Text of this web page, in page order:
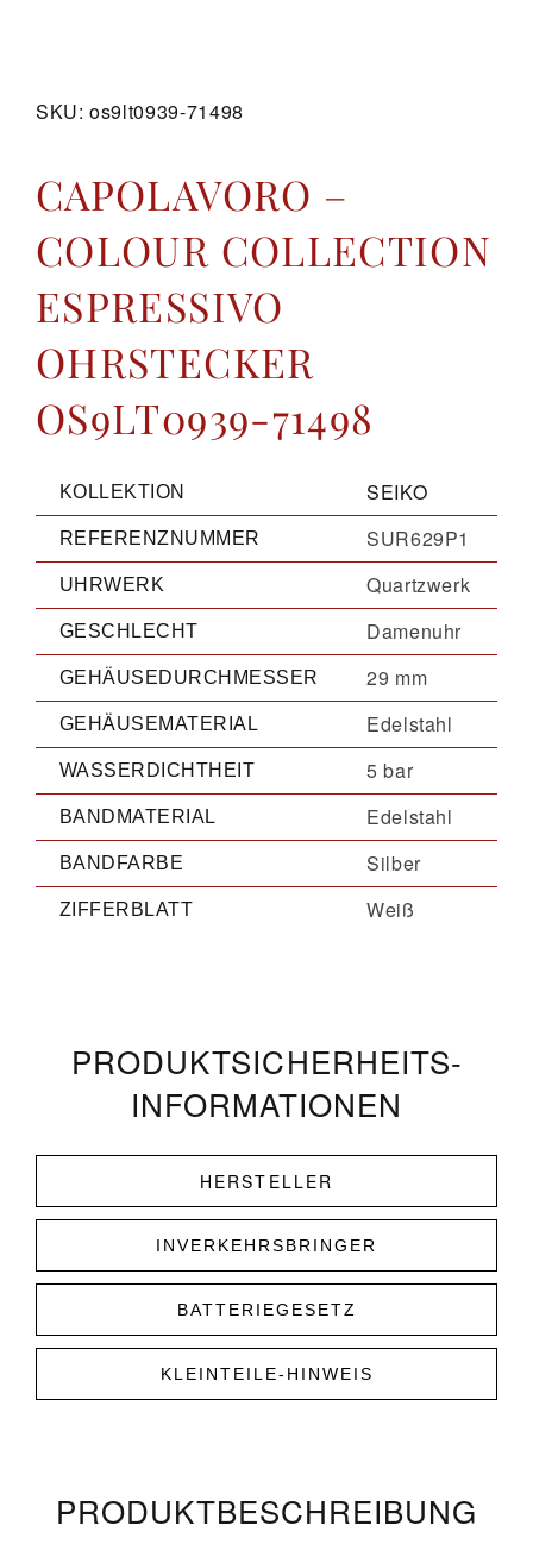
SKU:os9lt0939-71498
CAPOLAVORO –
COLOUR COLLECTION
ESPRESSIVO
OHRSTECKER
OS9LT0939-71498
KOLLEKTION SEIKO
REFERENZNUMMER SUR629P1
UHRWERK Quartzwerk
GESCHLECHT Damenuhr
GEHÄUSEDURCHMESSER 29 mm
GEHÄUSEMATERIAL Edelstahl
WASSERDICHTHEIT 5 bar
BANDMATERIAL Edelstahl
BANDFARBE Silber
ZIFFERBLATT Weiß
PRODUKT­­SICHERHEITS­
INFORMATIONEN
HERSTELLER
INVERKEHRSBRINGER
BATTERIEGESETZ
KLEINTEILE-HINWEIS
PRODUKT­­BESCHREIBUNG